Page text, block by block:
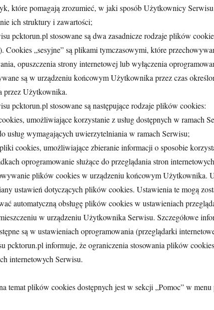
które pomagają zrozumieć, w jaki sposób Użytkownicy
ich struktury i zawartości;
pcktorun.pl stosowane są dwa zasadnicze rodzaje plików
Cookies „sesyjne” są plikami tymczasowymi, które
opuszczenia strony internetowej lub wyłączenia
są w urządzeniu końcowym Użytkownika przez czas
przez Użytkownika.
pcktorun.pl stosowane są następujące rodzaje plików cookies:
umożliwiające korzystanie z usług dostępnych w ramach
usług wymagających uwierzytelniania w ramach Serwisu;
cookies, umożliwiające zbieranie informacji o sposobie
oprogramowanie służące do przeglądania stron
plików cookies w urządzeniu końcowym Użytkownika.
ustawień dotyczących plików cookies. Ustawienia te mogą
automatyczną obsługę plików cookies w ustawieniach
w urządzeniu Użytkownika Serwisu. Szczegółowe
są w ustawieniach oprogramowania (przeglądarki
pcktorun.pl informuje, że ograniczenia stosowania plików
internetowych Serwisu.
temat plików cookies dostępnych jest w sekcji „Pomoc” w